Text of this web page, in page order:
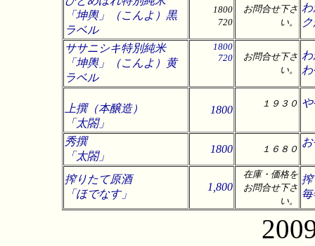
「坤輿」（こんよ）黒
ラベル
1800
720
お問合せ下さ
い。
ササニシキ特別純米
「坤輿」（こんよ）黄
ラベル
1800
720
お問合せ下さ
い。
上撰（本醸造）
「太閤」
1800
１９３０
秀撰
「太閤」
1800 １６８０
搾りたて原酒
「ほでなす」
1,800
在庫・価格を
お問合せ下さ
い。